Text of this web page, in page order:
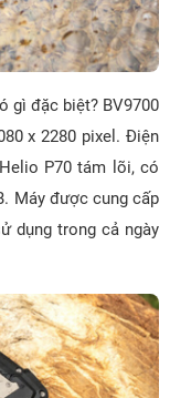
gì đặc biệt? BV9700
x 2280 pixel. Điện
P70 tám lõi, có
Máy được cung cấp
dụng trong cả ngày